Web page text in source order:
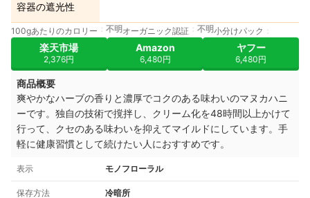
容器の遮光性
100gあたりのカロリー 不明 オーガニック認証 不明小分けパック
楽天市場
2,376円
Amazon
6,480円
ヤフー
6,480円
商品概要
爽やかなハーブの香りと濃厚でコクのある味わいのマヌカハニ
ーです。独自の技術で撹拌し、クリーム化を48時間以上かけて
行って、クセのある味わいを抑えてマイルドにしています。手
軽に健康習慣として続けたい人におすすめです。
表示 モノフローラル
保存方法 冷暗所